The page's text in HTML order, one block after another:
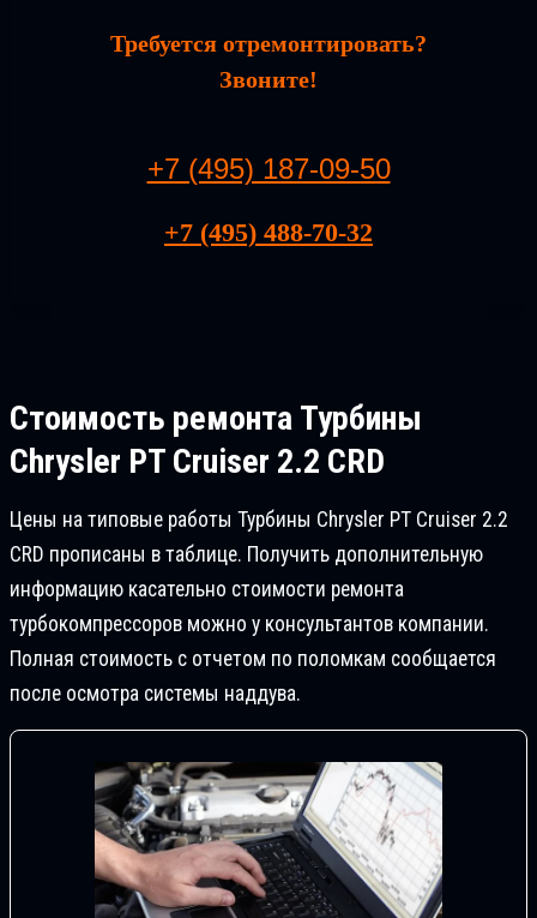
Требуется отремонтировать?
Звоните!
+7 (495) 187-09-50
+7 (495) 488-70-32
Стоимость ремонта Турбины
Chrysler PT Cruiser 2.2 CRD
Цены на типовые работы Турбины Chrysler PT Cruiser 2.2
CRD прописаны в таблице. Получить дополнительную
информацию касательно стоимости ремонта
турбокомпрессоров можно у консультантов компании.
Полная стоимость с отчетом по поломкам сообщается
после осмотра системы наддува.